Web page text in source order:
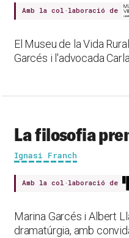
Amb la col·laboració de
El Museu de la Vida
Garcés i l'advocada Carla
La filosofia
Ignasi Franch
Amb la col·laboració de
Marina Garcés i Albert
dramatúrgia, amb